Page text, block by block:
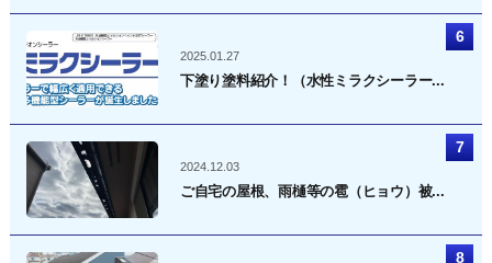
2025.01.27
下塗り塗料紹介！（水性ミラクシーラー...
2024.12.03
ご自宅の屋根、雨樋等の雹（ヒョウ）被...